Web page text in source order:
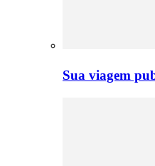
Sua viagem